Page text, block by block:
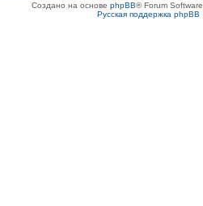
Создано на основе phpBB® Forum
Русская поддержка phpBB